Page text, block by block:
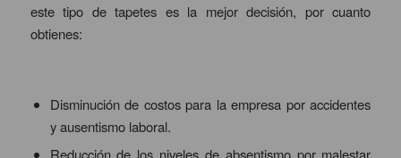
este tipo de tapetes es la mejor decisión, por cuanto
obtienes:
Disminución de costos para la empresa por accidentes
y ausentismo laboral.
Reducción de los niveles de absentismo por malestar